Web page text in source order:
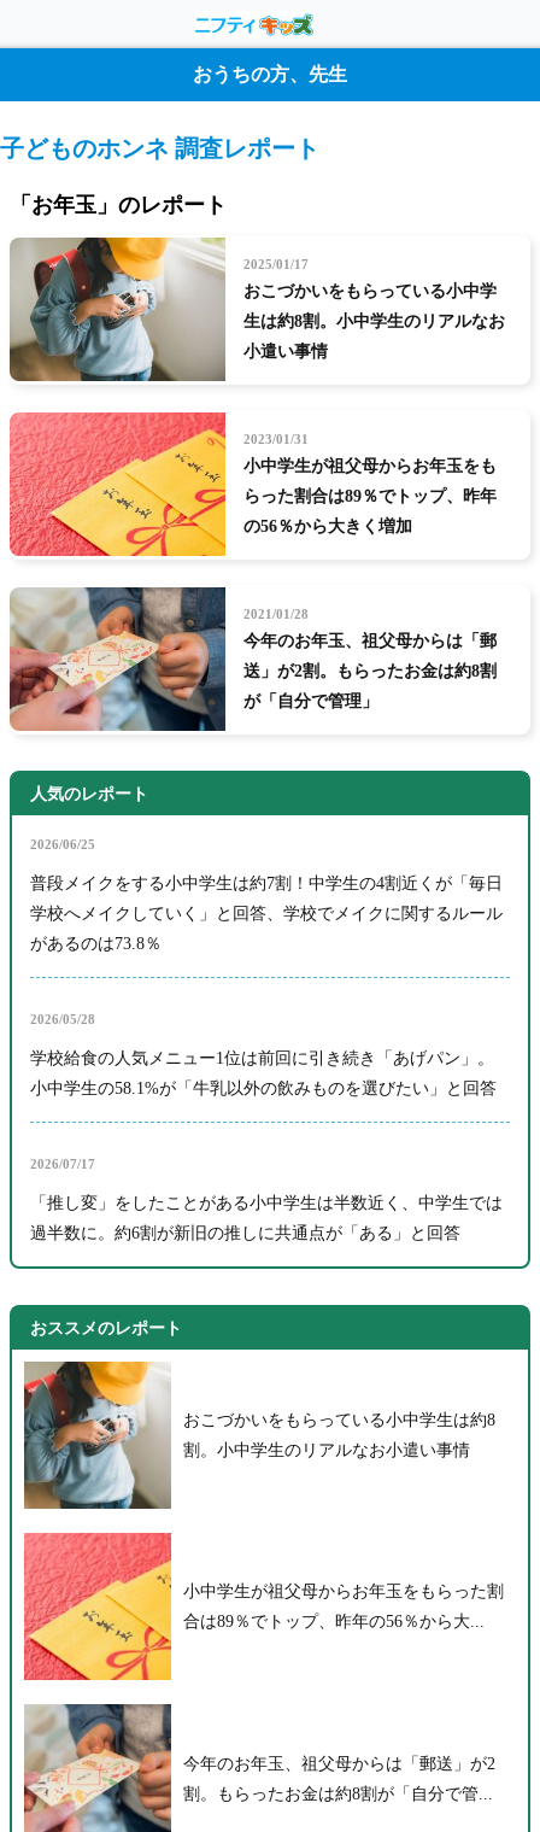
おうちの方、先生
子どものホンネ 調査レポート
「お年玉」のレポート
おこづかいをもらっている小中学
生は約8割。小中学生のリアルなお
小遣い事情
2025/01/17
小中学生が祖父母からお年玉をも
らった割合は89％でトップ、昨年
の56％から大きく増加
2023/01/31
今年のお年玉、祖父母からは「郵
送」が2割。もらったお金は約8割
が「自分で管理」
2021/01/28
人気のレポート
2026/06/25
普段メイクをする小中学生は約7割！中学生の4割近くが「毎日
学校へメイクしていく」と回答、学校でメイクに関するルール
があるのは73.8％
2026/05/28
学校給食の人気メニュー1位は前回に引き続き「あげパン」。
小中学生の58.1%が「牛乳以外の飲みものを選びたい」と回答
2026/07/17
「推し変」をしたことがある小中学生は半数近く、中学生では
過半数に。約6割が新旧の推しに共通点が「ある」と回答
おススメのレポート
おこづかいをもらっている小中学生は約8
割。小中学生のリアルなお小遣い事情
小中学生が祖父母からお年玉をもらった割
合は89％でトップ、昨年の56％から大...
今年のお年玉、祖父母からは「郵送」が2
割。もらったお金は約8割が「自分で管...